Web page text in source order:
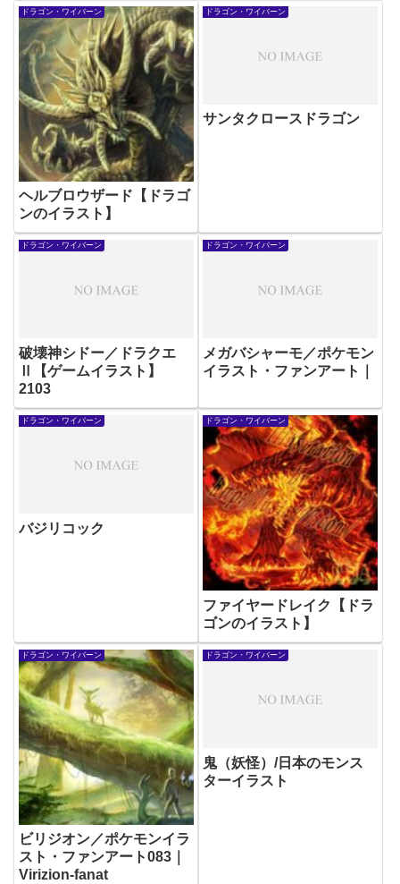
ドラゴン・ワイバーン
ヘルブロウザード【ドラゴ
ンのイラスト】
ドラゴン・ワイバーン
サンタクロースドラゴン
ドラゴン・ワイバーン
破壊神シドー／ドラクエ
Ⅱ【ゲームイラスト】
2103
ドラゴン・ワイバーン
メガバシャーモ／ポケモン
イラスト・ファンアート｜
ドラゴン・ワイバーン
バジリコック
ドラゴン・ワイバーン
ファイヤードレイク【ドラ
ゴンのイラスト】
ドラゴン・ワイバーン
ビリジオン／ポケモンイラ
スト・ファンアート083｜
Virizion-fanat
ドラゴン・ワイバーン
鬼（妖怪）/日本のモンス
ターイラスト